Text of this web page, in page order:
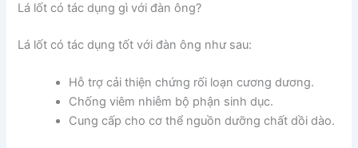
Lá lốt có tác dụng gì với đàn ông?
Lá lốt có tác dụng tốt với đàn ông như sau:
Hỗ trợ cải thiện chứng rối loạn cương dương.
Chống viêm nhiễm bộ phận sinh dục.
Cung cấp cho cơ thể nguồn dưỡng chất dồi dào.